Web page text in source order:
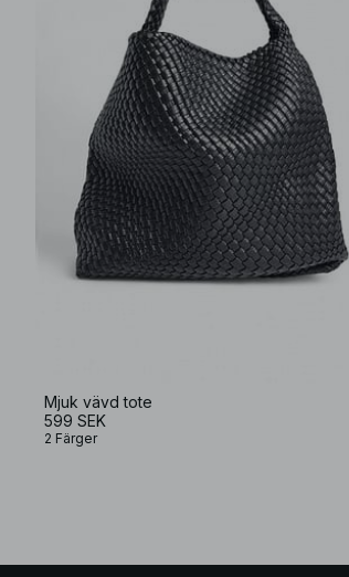
Mjuk vävd tote
599 SEK
2 Färger